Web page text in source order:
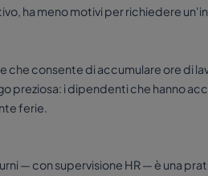
ha meno motivi per richiedere
che consente di accumulare ore di
preziosa: i dipendenti che hanno
ferie.
— con supervisione HR — è una